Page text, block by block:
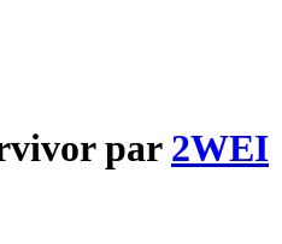
par 2WEI